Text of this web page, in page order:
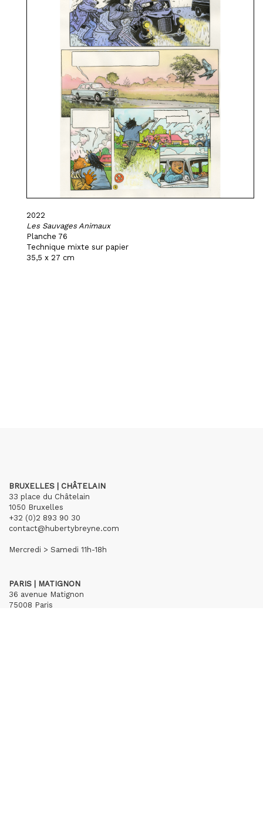
2022
Les Sauvages Animaux
Planche 76
Technique mixte sur papier
35,5 x 27 cm
BRUXELLES | CHÂTELAIN
33 place du Châtelain
1050 Bruxelles
+32 (0)2 893 90 30
contact@hubertybreyne.com
Mercredi > Samedi 11h-18h
PARIS | MATIGNON
36 avenue Matignon
75008 Paris